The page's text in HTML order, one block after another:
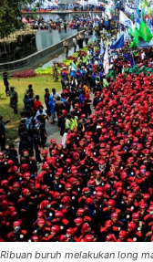
Ribuan buruh melakukan long